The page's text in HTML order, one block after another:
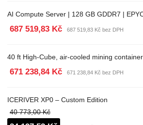
AI Compute Server | 128 GB GDDR7 |
687 519,83 Kč 687 519,83 Kč bez DPH
40 ft High-Cube, air-cooled mining container
671 238,84 Kč 671 238,84 Kč bez DPH
ICERIVER XP0 – Custom Edition
40 773,00 Kč